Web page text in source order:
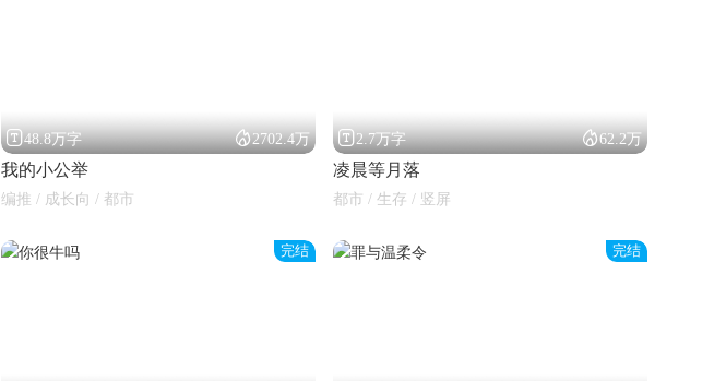
48.8万字 2702.4万
我的小公举
编推 / 成长向 / 都市
2.7万字 62.2万
凌晨等月落
都市 / 生存 / 竖屏
完结 完结